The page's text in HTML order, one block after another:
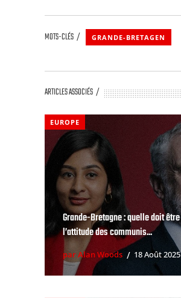
MOTS-CLÉS GRANDE-BRETAGEN
ARTICLES ASSOCIÉS
EUROPE
Grande-Bretagne : quelle doit être
l’attitude des communis...
par Alan Woods 18 Août 2025